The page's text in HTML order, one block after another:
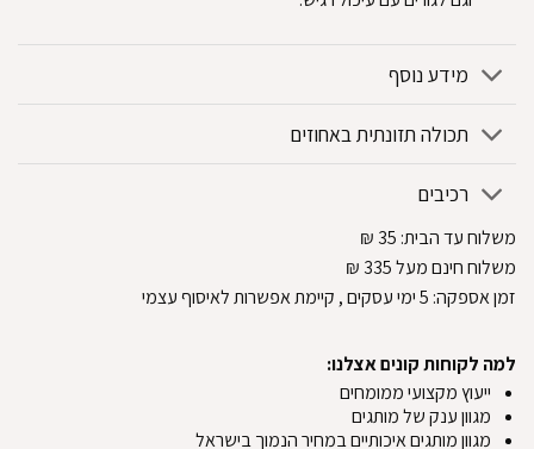
מידע נוסף
תכולה תזונתית באחוזים
רכיבים
משלוח עד הבית:
₪
משלוח חינם מעל 335
₪
זמן אספקה: 5ימי עסקים, קיימת אפשרות לאיסוף עצמי
למה לקוחות קונים אצלנו:
ייעוץ מקצועי ממומחים
מגוון ענק של מותגים
מגוון מותגים איכותיים במחיר הנמוך בישראל